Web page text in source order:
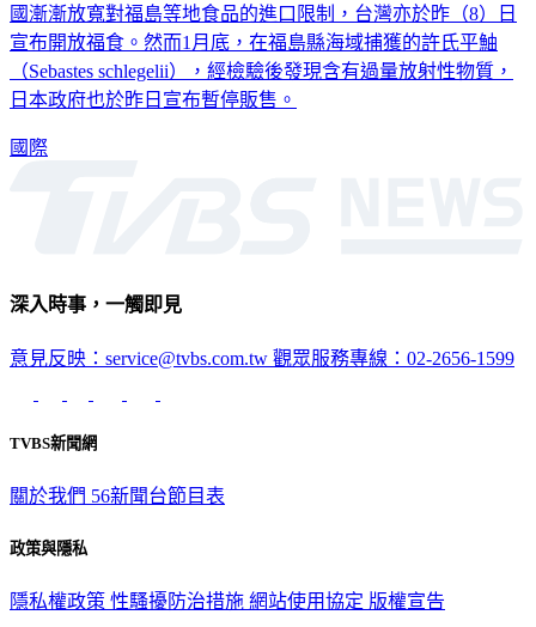
國漸漸放寬對福島等地食品的進口限制，台灣亦於昨（8）日
宣布開放福食。然而1月底，在福島縣海域捕獲的許氏平鮋
（Sebastes schlegelii），經檢驗後發現含有過量放射性物質，
日本政府也於昨日宣布暫停販售。
國際
深入時事，一觸即見
意見反映：service@tvbs.com.tw 觀眾服務專線：02-2656-1599
TVBS新聞網
關於我們 56新聞台節目表
政策與隱私
隱私權政策 性騷擾防治措施 網站使用協定 版權宣告